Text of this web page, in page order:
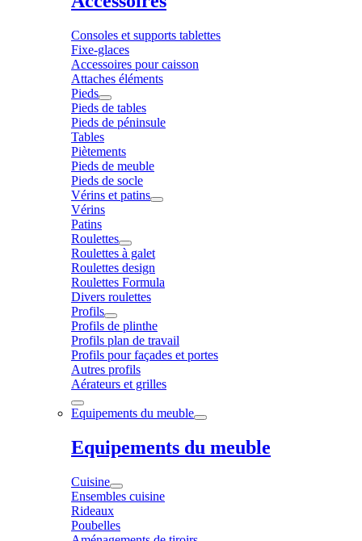
Consoles et supports tablettes
Fixe-glaces
Accessoires pour caisson
Attaches éléments
Pieds
Pieds de tables
Pieds de péninsule
Tables
Piètements
Pieds de meuble
Pieds de socle
Vérins et patins
Vérins
Patins
Roulettes
Roulettes à galet
Roulettes design
Roulettes Formula
Divers roulettes
Profils
Profils de plinthe
Profils plan de travail
Profils pour façades et portes
Autres profils
Aérateurs et grilles
Equipements du meuble
Equipements du meuble
Cuisine
Ensembles cuisine
Rideaux
Poubelles